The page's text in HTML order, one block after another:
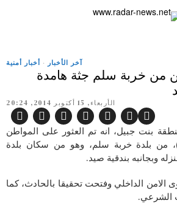
آخر الأخبار · أخبار أمنية
من خربة سلم جثة هامدة
الأربعاء, 15 أكتوبر 2014, 20:24
بنت جبيل، انه تم العثور على المواطن
(مواليد عام 1971)، من بلدة خربة سلم، وهو من سكان بلدة
وبجانبه بندقية صيد.
الداخلي وفتحت تحقيقا بالحادث، كما
الشرعي.